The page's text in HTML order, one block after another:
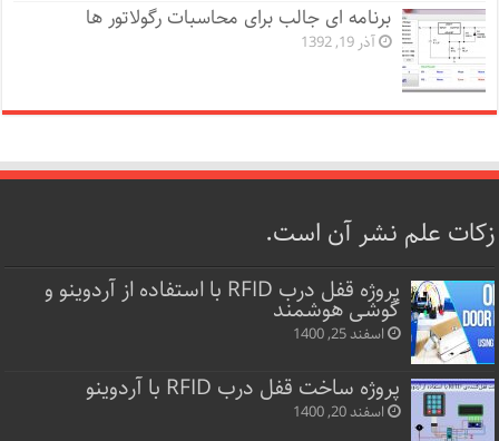
برنامه ای جالب برای محاسبات رگولاتور ها
آذر 19, 1392
زکات علم نشر آن است.
پروژه قفل‌ درب RFID با استفاده از آردوینو و
گوشی هوشمند
اسفند 25, 1400
پروژه ساخت قفل‌ درب RFID با آردوینو
اسفند 20, 1400